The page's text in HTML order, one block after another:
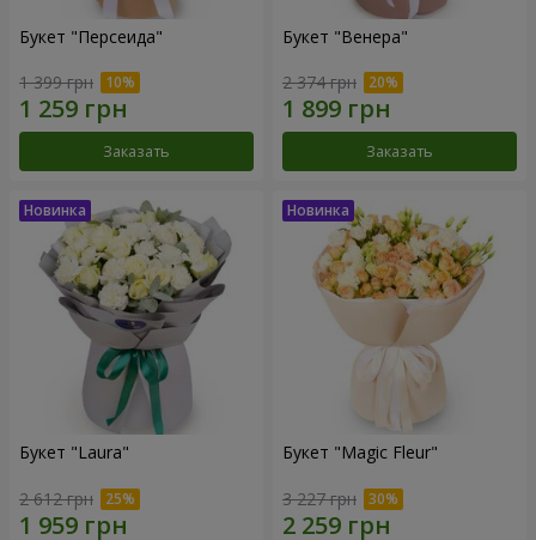
Букет "Персеида"
1 399 грн
Заказать
Букет "Венера"
2 374 грн
Заказать
Букет "Laura"
2 612 грн
Букет "Magic Fleur"
3 227 грн